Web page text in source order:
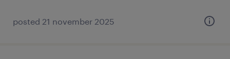
posted 21 november 2025